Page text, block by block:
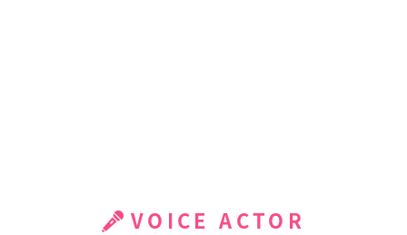
VOICE ACTOR